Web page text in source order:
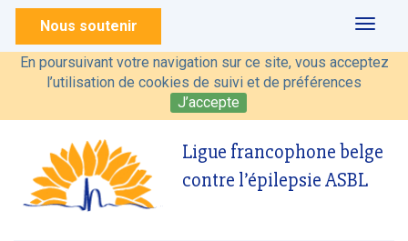
En poursuivant votre navigation sur ce site, vous acceptez
l’utilisation de cookies de suivi et de préférences
J’accepte
Ligue francophone belge
contre l’épilepsie ASBL
Nous soutenir
Toggle